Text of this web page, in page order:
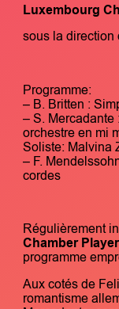
Luxembourg
sous la direction
Programme:
– B. Britten :
– S. Mercadante
orchestre en mi
Soliste: Malvina
– F.
cordes
Régulièrement
Chamber
programme
Aux cotés de
romantisme